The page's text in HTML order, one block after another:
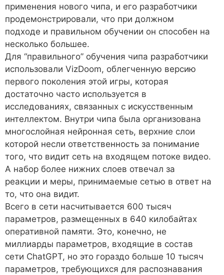
применения нового чипа, и его разработчики
продемонстрировали, что при должном
подходе и правильном обучении он способен на
несколько большее.
Для “правильного” обучения чипа разработчики
использовали VizDoom, облегченную версию
первого поколения этой игры, которая
достаточно часто используется в
исследованиях, связанных с искусственным
интеллектом. Внутри чипа была организована
многослойная нейронная сеть, верхние слои
которой несли ответственность за понимание
того, что видит сеть на входящем потоке видео.
А набор более нижних слоев отвечал за
реакции и меры, принимаемые сетью в ответ на
то, что она видит.
Всего в сети насчитывается 600 тысяч
параметров, размещенных в 640 килобайтах
оперативной памяти. Это, конечно, не
миллиарды параметров, входящие в состав
сети ChatGPT, но это гораздо больше 10 тысяч
параметров, требующихся для распознавания